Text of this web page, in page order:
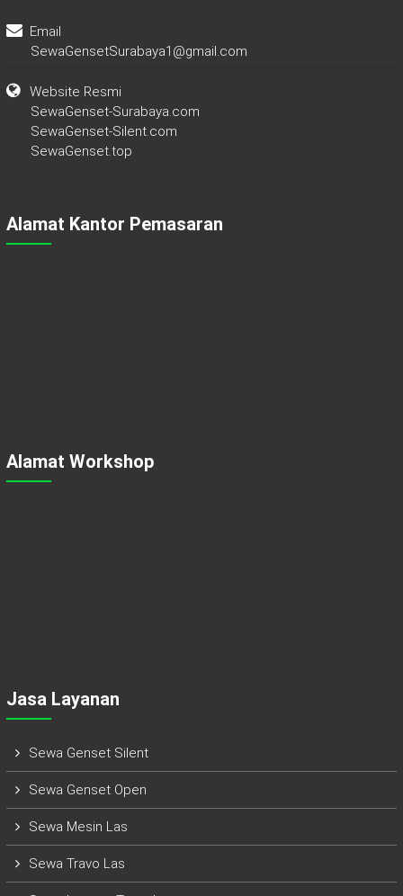
Email
SewaGensetSurabaya1@gmail.com
Website Resmi
SewaGenset-Surabaya.com
SewaGenset-Silent.com
SewaGenset.top
Alamat Kantor Pemasaran
Alamat Workshop
Jasa Layanan
Sewa Genset Silent
Sewa Genset Open
Sewa Mesin Las
Sewa Travo Las